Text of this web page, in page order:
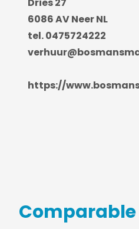
6086 AV Neer NL
tel. 0475724222
https://